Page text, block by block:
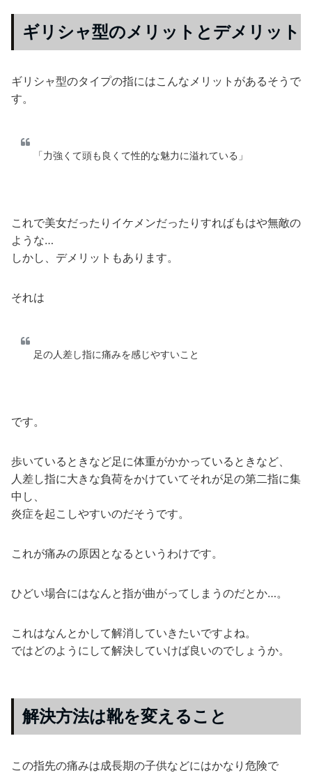
ギリシャ型のメリットとデメリット
ギリシャ型のタイプの指にはこんなメリットがあるそうで
す。
「力強くて頭も良くて性的な魅力に溢れている」
これで美女だったりイケメンだったりすればもはや無敵の
ような…
しかし、デメリットもあります。
それは
足の人差し指に痛みを感じやすいこと
です。
歩いているときなど足に体重がかかっているときなど、
人差し指に大きな負荷をかけていてそれが足の第二指に集
中し、
炎症を起こしやすいのだそうです。
これが痛みの原因となるというわけです。
ひどい場合にはなんと指が曲がってしまうのだとか…。
これはなんとかして解消していきたいですよね。
ではどのようにして解決していけば良いのでしょうか。
解決方法は靴を変えること
この指先の痛みは成長期の子供などにはかなり危険で